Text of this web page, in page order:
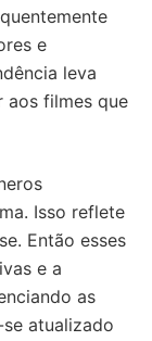
e
leva
aos filmes que
Isso reflete
Então esses
e a
as
atualizado